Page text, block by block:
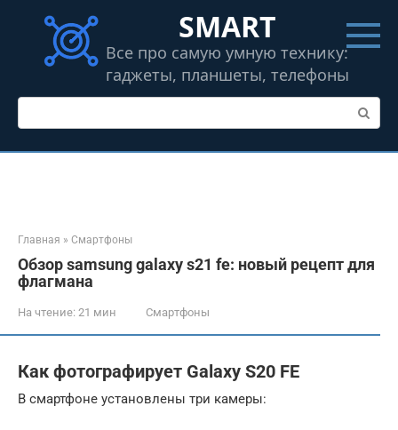
контенту
SMART
Все про самую умную технику:
гаджеты, планшеты, телефоны
Поиск:
Главная » Смартфоны
Обзор samsung galaxy s21 fe: новый рецепт для
флагмана
На чтение: 21 мин Смартфоны
Как фотографирует Galaxy S20 FE
В смартфоне установлены три камеры: